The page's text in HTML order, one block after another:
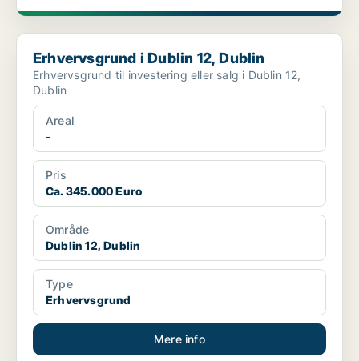
Erhvervsgrund i Dublin 12, Dublin
Erhvervsgrund i Dublin 12, Dublin
Erhvervsgrund til investering eller salg i Dublin 12,
Dublin
Areal
-
Pris
Ca. 345.000 Euro
Område
Dublin 12, Dublin
Type
Erhvervsgrund
Mere info